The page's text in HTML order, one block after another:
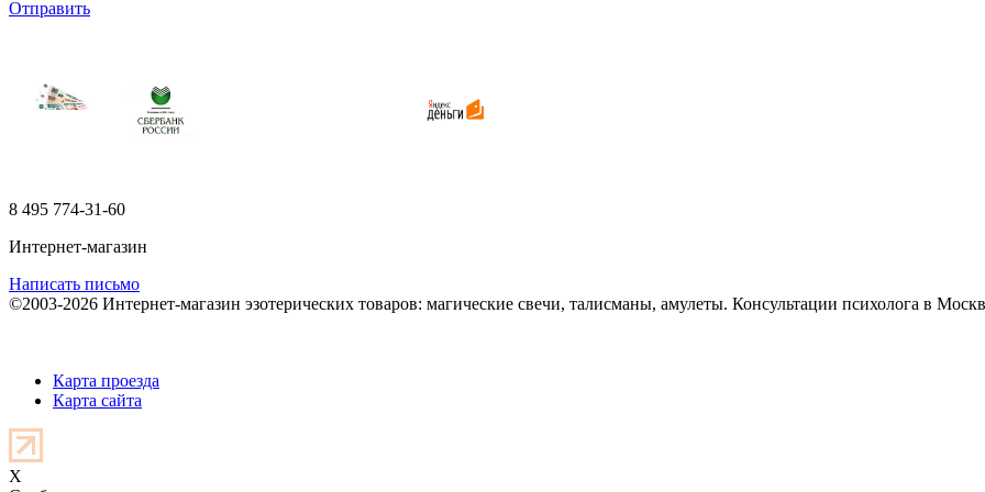
Отправить
8 495 774-31-60
Интернет-магазин
Написать письмо
©2003-2026 Интернет-магазин эзотерических товаров: магические свечи, талисманы, амулеты. Консультации психолога в
Карта проезда
Карта сайта
X